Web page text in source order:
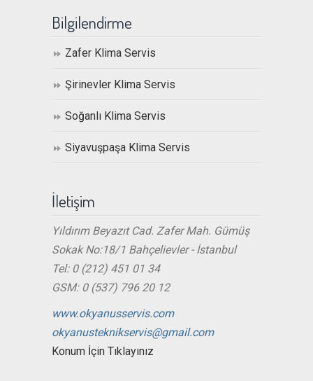
Bilgilendirme
Zafer Klima Servis
Şirinevler Klima Servis
Soğanlı Klima Servis
Siyavuşpaşa Klima Servis
İletişim
Yıldırım Beyazıt Cad. Zafer Mah. Gümüş
Sokak No:18/1 Bahçelievler - İstanbul
Tel: 0 (212) 451 01 34
GSM: 0 (537) 796 20 12
www.okyanusservis.com
okyanusteknikservis@gmail.com
Konum İçin Tıklayınız